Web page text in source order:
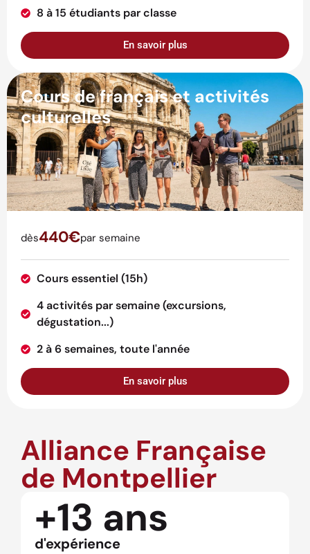
8 à 15 étudiants par classe
En savoir plus
Cours de français et activités
culturelles
dès440€par semaine
Cours essentiel (15h)
4 activités par semaine (excursions,
dégustation...)
2 à 6 semaines, toute l'année
En savoir plus
Alliance Française
de Montpellier
+13 ans
d'expérience